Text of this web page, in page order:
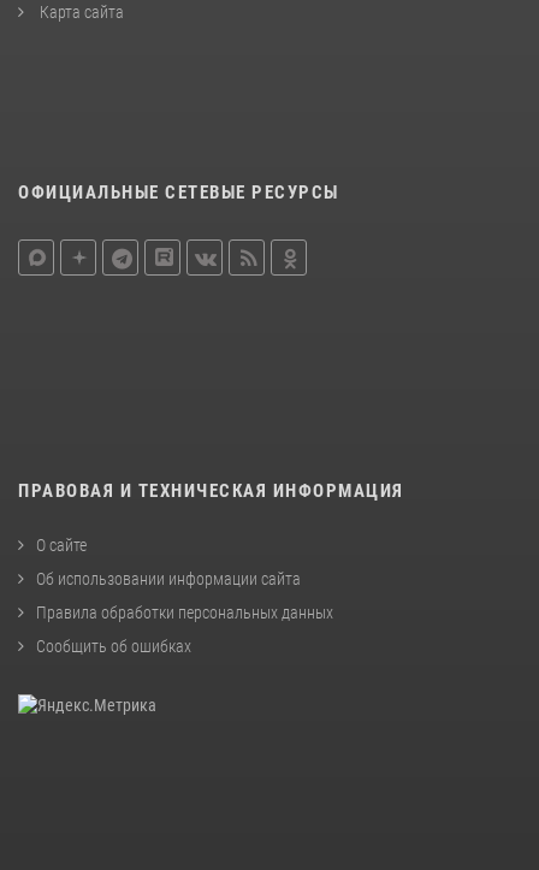
Карта сайта
ОФИЦИАЛЬНЫЕ СЕТЕВЫЕ РЕСУРСЫ
ПРАВОВАЯ И ТЕХНИЧЕСКАЯ ИНФОРМАЦИЯ
О сайте
Об использовании информации сайта
Правила обработки персональных данных
Сообщить об ошибках